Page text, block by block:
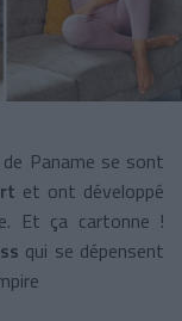
Paname se sont
et ont développé
Et ça cartonne !
qui se dépensent